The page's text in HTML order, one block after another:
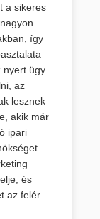
a sikeres
így
ügy.
az
lesznek
akik már
ipari
és
az felér